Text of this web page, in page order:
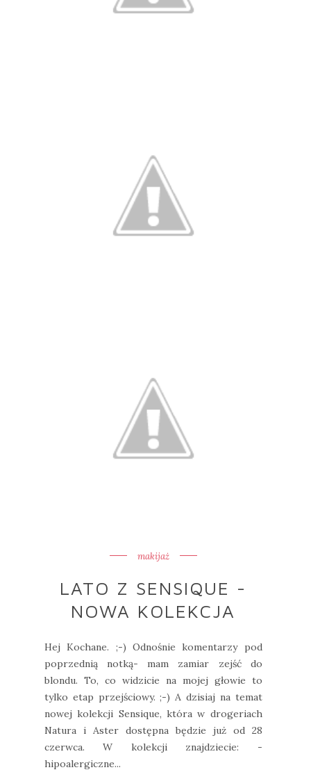
makijaż
LATO Z SENSIQUE -
NOWA KOLEKCJA
Hej Kochane. ;-) Odnośnie komentarzy pod
poprzednią notką- mam zamiar zejść do
blondu. To, co widzicie na mojej głowie to
tylko etap przejściowy. ;-) A dzisiaj na temat
nowej kolekcji Sensique, która w drogeriach
Natura i Aster dostępna będzie już od 28
czerwca. W kolekcji znajdziecie: -
hipoalergiczne...